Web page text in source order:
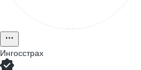
Ингосстрах